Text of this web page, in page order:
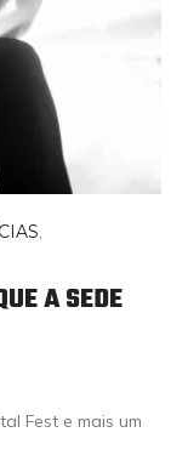
,
A SEDE
Fest e mais um